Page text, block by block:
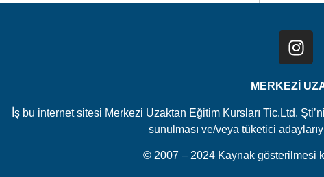
MERKEZİ
İş bu internet sitesi Merkezi Uzaktan Eğitim Kursları Tic.Ltd.
sunulması ve/veya tüketici
© 2007 – 2024 Kaynak gösterilmesi